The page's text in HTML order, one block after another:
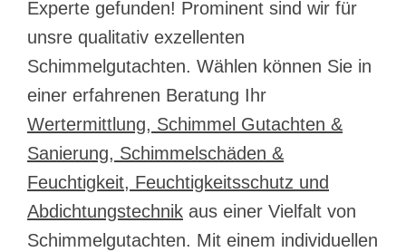
Experte gefunden! Prominent sind wir für
unsre qualitativ exzellenten
Schimmelgutachten. Wählen können Sie in
einer erfahrenen Beratung Ihr
Wertermittlung, Schimmel Gutachten &
Sanierung, Schimmelschäden &
Feuchtigkeit, Feuchtigkeitsschutz und
Abdichtungstechnik aus einer Vielfalt von
Schimmelgutachten. Mit einem individuellen